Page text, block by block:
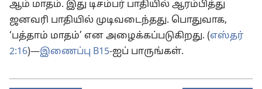
ஆம் மாதம். இது டிசம்பர் பாதியில் ஆரம்பித்து
ஜனவரி பாதியில் முடிவடைந்தது. பொதுவாக,
‘பத்தாம் மாதம்’ என அழைக்கப்படுகிறது. (எஸ்தர்
2:16)—இணைப்பு B15-ஐப் பாருங்கள்.